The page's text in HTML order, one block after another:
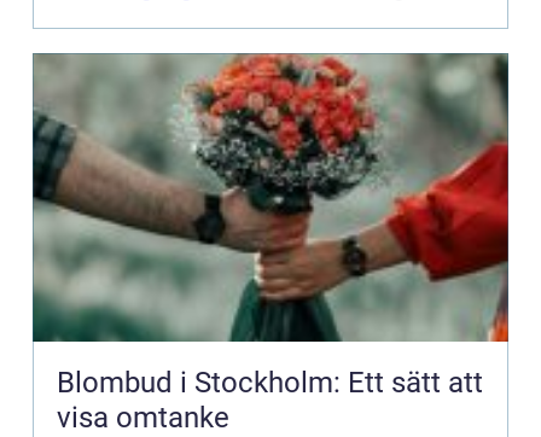
Blombud i Stockholm: Ett sätt att
visa omtanke